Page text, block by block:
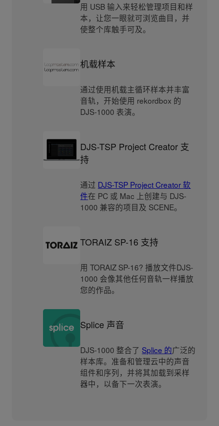
用 USB 输入来轻松管理项目和样
本，让您一眼就可浏览曲目，并
使整个库触手可及。
机载样本
通过使用机载主循环样本并丰富
音轨，开始使用 rekordbox 的
DJS-1000 表演。
DJS-TSP Project Creator 支
持
通过 DJS-TSP Project Creator 软
件在 PC 或 Mac 上创建与 DJS-
1000 兼容的项目及 SCENE。
TORAIZ SP-16 支持
用 TORAIZ SP-16? 播放文件DJS-
1000 会像其他任何音轨一样播放
您的作品。
Splice 声音
DJS-1000 整合了 Splice 的广泛的
样本库。准备和管理云中的声音
组件和序列，并将其加载到采样
器中，以备下一次表演。